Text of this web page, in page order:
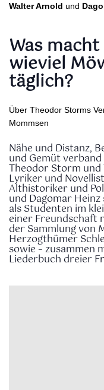
Walter Arnold und
Was
wieviel
täglich?
Über Theodor Storms
Mommsen
Nähe und Distanz,
und Gemüt
Theodor Storm
Lyriker und
Althistoriker und
und Dagomar
als Studenten im
einer Freundschaft
der Sammlung von
Herzogthümer
sowie – zusammen
Liederbuch dreier